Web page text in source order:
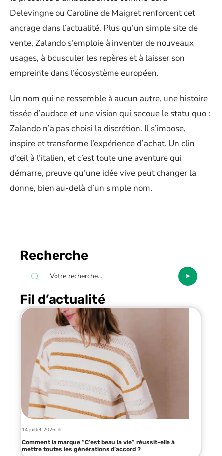
Delevingne ou Caroline de Maigret renforcent cet
ancrage dans l’actualité. Plus qu’un simple site de
vente, Zalando s’emploie à inventer de nouveaux
usages, à bousculer les repères et à laisser son
empreinte dans l’écosystème européen.
Un nom qui ne ressemble à aucun autre, une histoire
tissée d’audace et une vision qui secoue le statu quo :
Zalando n’a pas choisi la discrétion. Il s’impose,
inspire et transforme l’expérience d’achat. Un clin
d’œil à l’italien, et c’est toute une aventure qui
démarre, preuve qu’une idée vive peut changer la
donne, bien au-delà d’un simple nom.
Recherche
Fil d’actualité
14 juillet 2026
Comment la marque “C’est beau la vie” réussit-elle à
mettre toutes les générations d’accord ?